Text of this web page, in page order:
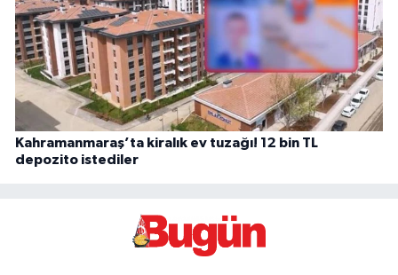
Kahramanmaraş’ta kiralık ev tuzağı! 12 bin TL
depozito istediler